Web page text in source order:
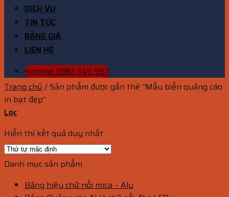
DỊCH VỤ
TIN TỨC
BẢNG GIÁ
LIÊN HỆ
Hotline: 0961 345 997
Trang chủ /Sản phẩm được gắn thẻ “Mẫu biển quảng cáo
in bạt đẹp”
Lọc
Hiển thị kết quả duy nhất
Danh mục sản phẩm
Bảng hiệu chữ nổi mica – Alu